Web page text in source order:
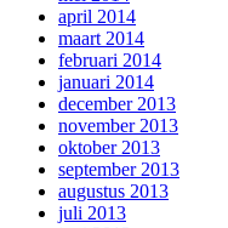
april 2014
maart 2014
februari 2014
januari 2014
december 2013
november 2013
oktober 2013
september 2013
augustus 2013
juli 2013